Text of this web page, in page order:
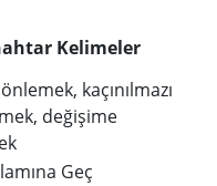
Kelimeler
kaçınılmazı
değişime
Geç